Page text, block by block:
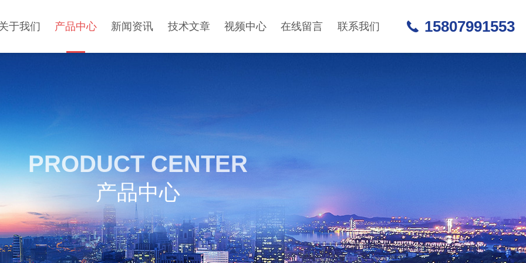
于我们 产品中心 新闻资讯 技术文章 视频中心 在线留言 联系我们 15807991553
PRODUCT CENTER
产品中心